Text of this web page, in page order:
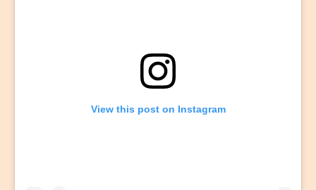
View this post on Instagram